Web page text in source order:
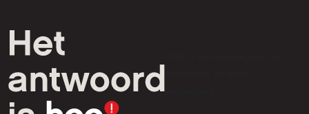
liefhebbers.